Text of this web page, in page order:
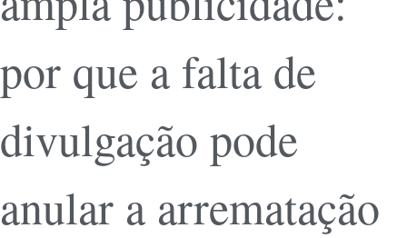
por que a falta de
divulgação pode
anular a arrematação